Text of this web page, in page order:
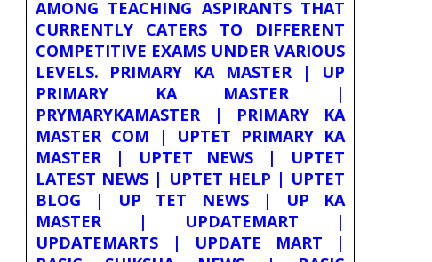
AMONG TEACHING ASPIRANTS THAT
CURRENTLY CATERS TO DIFFERENT
COMPETITIVE EXAMS UNDER VARIOUS
LEVELS. PRIMARY KA MASTER | UP
PRIMARY KA MASTER |
PRYMARYKAMASTER | PRIMARY KA
MASTER COM | UPTET PRIMARY KA
MASTER | UPTET NEWS | UPTET
LATEST NEWS | UPTET HELP | UPTET
BLOG | UP TET NEWS | UP KA
MASTER | UPDATEMART |
UPDATEMARTS | UPDATE MART |